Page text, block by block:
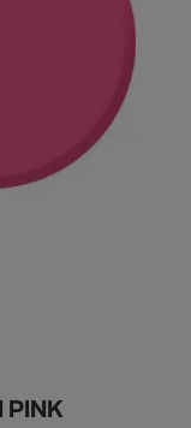
PINK